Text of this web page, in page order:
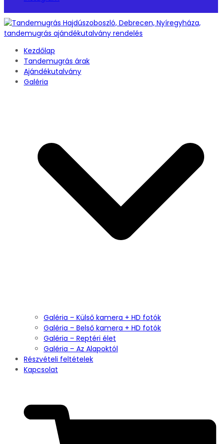
Kezdőlap
Tandemugrás árak
Ajándékutalvány
Galéria
Galéria – Külső kamera + HD fotók
Galéria – Belső kamera + HD fotók
Galéria – Reptéri élet
Galéria – Az Alapoktól
Részvételi feltételek
Kapcsolat